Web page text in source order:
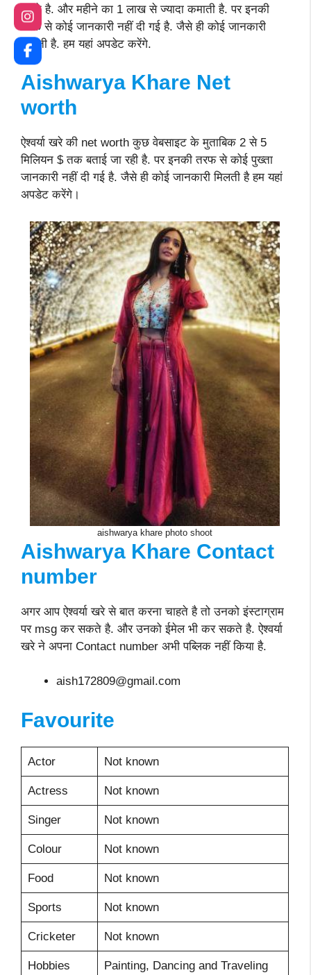
करते है. और महीने का 1 लाख से ज्यादा कमाती है. पर इनकी
तरफ से कोई जानकारी नहीं दी गई है. जैसे ही कोई जानकारी
मिलती है. हम यहां अपडेट करेंगे.
Aishwarya Khare Net
worth
ऐश्वर्या खरे की net worth कुछ वेबसाइट के मुताबिक 2 से 5
मिलियन $ तक बताई जा रही है. पर इनकी तरफ से कोई पुख्ता
जानकारी नहीं दी गई है. जैसे ही कोई जानकारी मिलती है हम यहां
अपडेट करेंगे।
aishwarya khare photo shoot
Aishwarya Khare Contact
number
अगर आप ऐश्वर्या खरे से बात करना चाहते है तो उनको इंस्टाग्राम
पर msg कर सकते है. और उनको ईमेल भी कर सकते है. ऐश्वर्या
खरे ने अपना Contact number अभी पब्लिक नहीं किया है.
aish172809@gmail.com
Favourite
Actor Not known
Actress Not known
Singer Not known
Colour Not known
Food Not known
Sports Not known
Cricketer Not known
Hobbies Painting, Dancing and Traveling